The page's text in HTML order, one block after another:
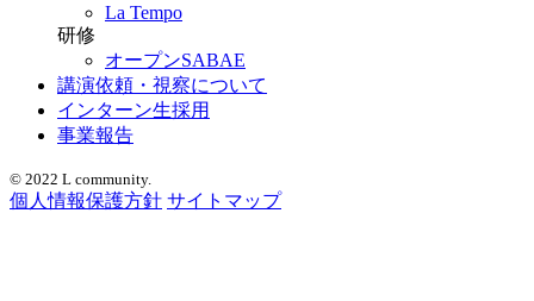
La Tempo
研修
オープンSABAE
講演依頼・視察について
インターン生採用
事業報告
© 2022 L community.
個人情報保護方針 サイトマップ